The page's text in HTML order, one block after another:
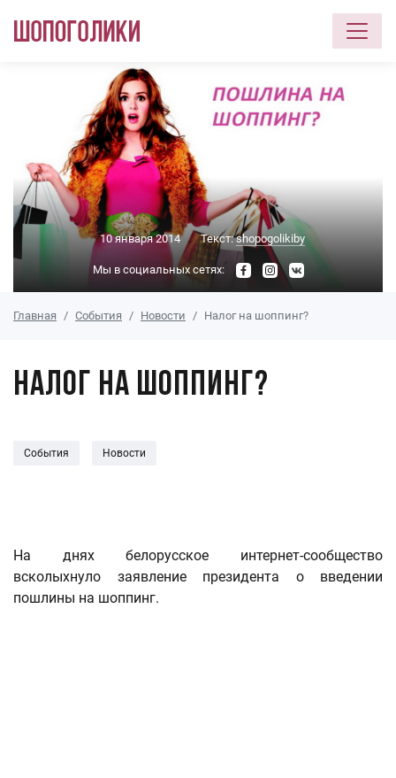
Перейти к основному содержанию
10 января 2014 Текст:shopogolikiby
Мы в социальных сетях:
Главная События Новости Налог на шоппинг?
Налог на шоппинг?
События Новости
На днях белорусское интернет-сообщество
всколыхнуло заявление президента о введении
пошлины на шоппинг.